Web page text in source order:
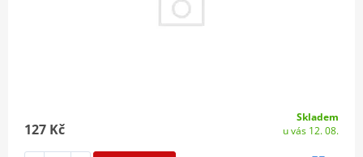
127 Kč
Skladem
u vás 12. 08.